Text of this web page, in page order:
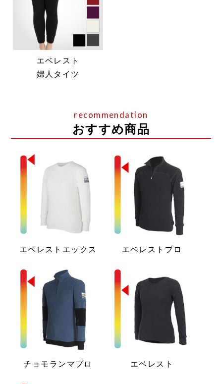
エベレスト
婦人タイツ
おすすめ商品
エベレストエックス エベレストプロ
チョモランマプロ エベレスト